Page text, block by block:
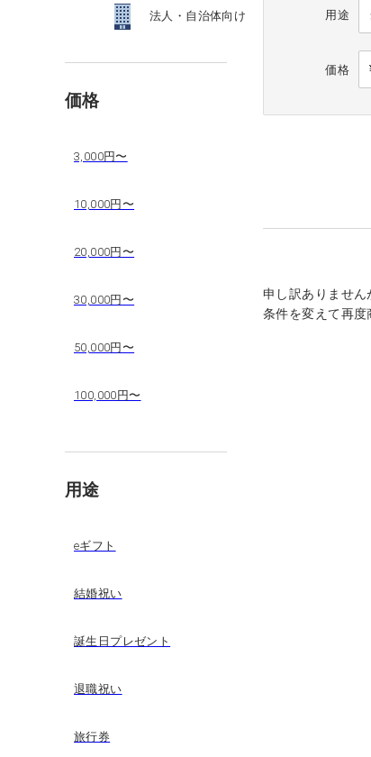
法人・自治体向け
価格
3,000円〜
10,000円〜
20,000円〜
30,000円〜
50,000円〜
100,000円〜
用途
eギフト
結婚祝い
誕生日プレゼント
退職祝い
旅行券
用途
価格
申し訳ありません
条件を変えて再度